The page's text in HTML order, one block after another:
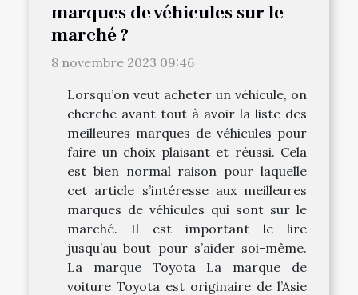
marques de véhicules sur le
marché ?
8 novembre 2023 09:46
Lorsqu’on veut acheter un véhicule, on
cherche avant tout à avoir la liste des
meilleures marques de véhicules pour
faire un choix plaisant et réussi. Cela
est bien normal raison pour laquelle
cet article s’intéresse aux meilleures
marques de véhicules qui sont sur le
marché. Il est important le lire
jusqu’au bout pour s’aider soi-même.
La marque Toyota La marque de
voiture Toyota est originaire de l’Asie